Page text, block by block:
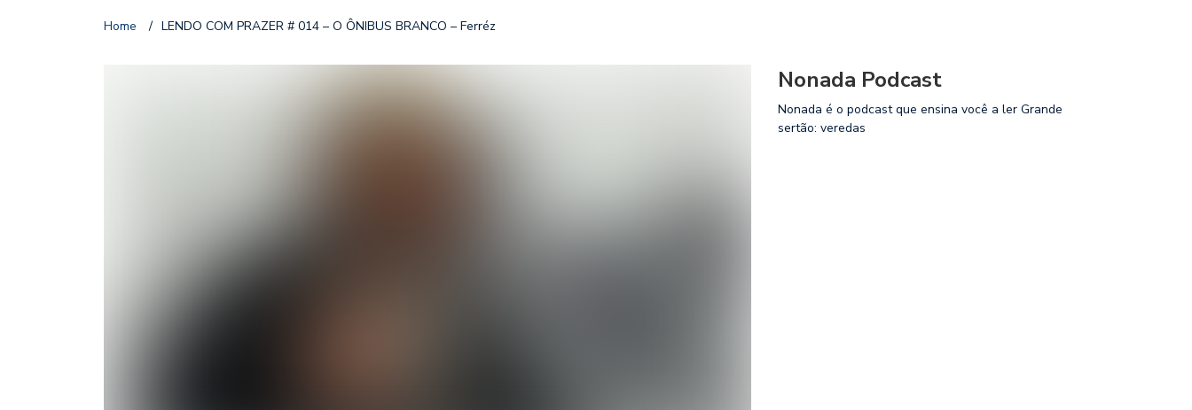
Home / LENDO COM PRAZER # 014 – O ÔNIBUS BRANCO – Ferréz
Nonada Podcast
Nonada é o podcast que ensina você a ler Grande
sertão: veredas